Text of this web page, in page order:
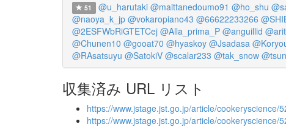
51 @u_harutaki @maittanedoumo91 @ho_shu
@naoya_k_jp @vokaropiano43 @66622233266
@2ESFWbRiGTETCej @Alla_prima_P @anguillid
@Chunen10 @gooat70 @hyaskoy @Jsadasa
@RAsatsuyu @SatokiV @scalar233 @tak_snow
収集済み URL リスト
https://www.jstage.jst.go.jp/article/cookeryscience/
https://www.jstage.jst.go.jp/article/cookeryscience/